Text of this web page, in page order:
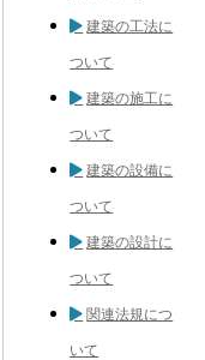
建築の工法に
ついて
建築の施工に
ついて
建築の設備に
ついて
建築の設計に
ついて
関連法規につ
いて